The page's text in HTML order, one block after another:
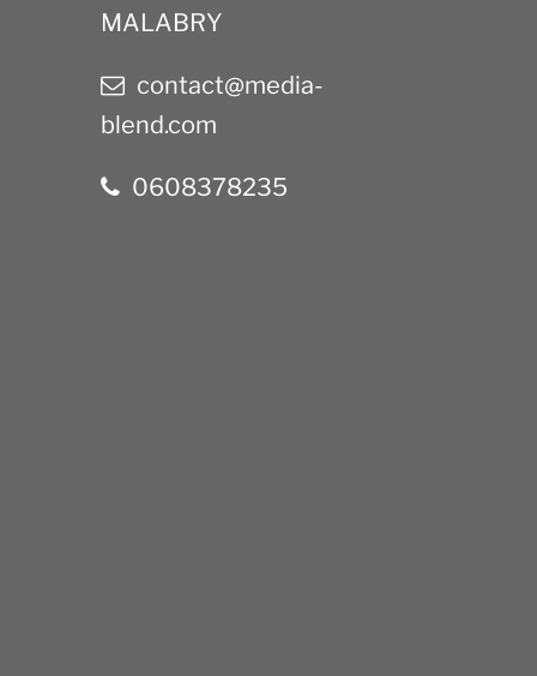
MALABRY
contact@media-
blend.com
0608378235